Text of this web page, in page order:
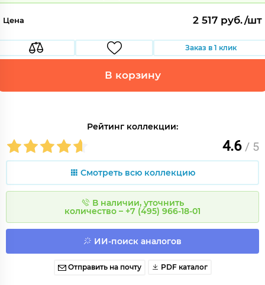
Цена 2 517 руб./шт
Заказ в 1 клик
В корзину
Рейтинг коллекции:
4.6 / 5
Смотреть всю коллекцию
В наличии, уточнить
количество – +7 (495) 966-18-01
ИИ-поиск аналогов
Отправить на почту PDF каталог